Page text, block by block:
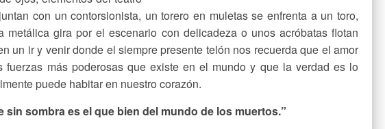
con un contorsionista, un torero en muletas se enfrenta a un toro,
metálica gira por el escenario con delicadeza o unos acróbatas flotan
un ir y venir donde el siempre presente telón nos recuerda que el amor
fuerzas más poderosas que existe en el mundo y que la verdad es lo
puede habitar en nuestro corazón.
sin sombra es el que bien del mundo de los muertos.”